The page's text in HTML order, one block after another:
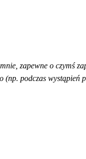
mnie, zapewne o czymś
(np. podczas wystąpień